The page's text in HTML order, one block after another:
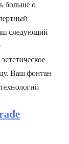
больше о
следующий
Ваш фонтан